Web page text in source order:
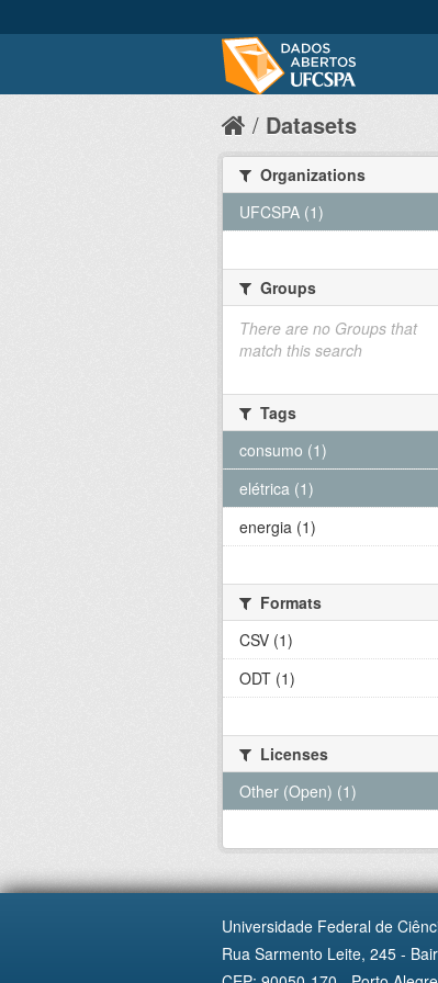
Datasets
Organizations
UFCSPA (1)
Groups
There are no Groups that
match this search
Tags
consumo (1)
elétrica (1)
energia (1)
Formats
CSV (1)
ODT (1)
Licenses
Other (Open) (1)
Universidade Federal de
Rua Sarmento Leite, 245 -